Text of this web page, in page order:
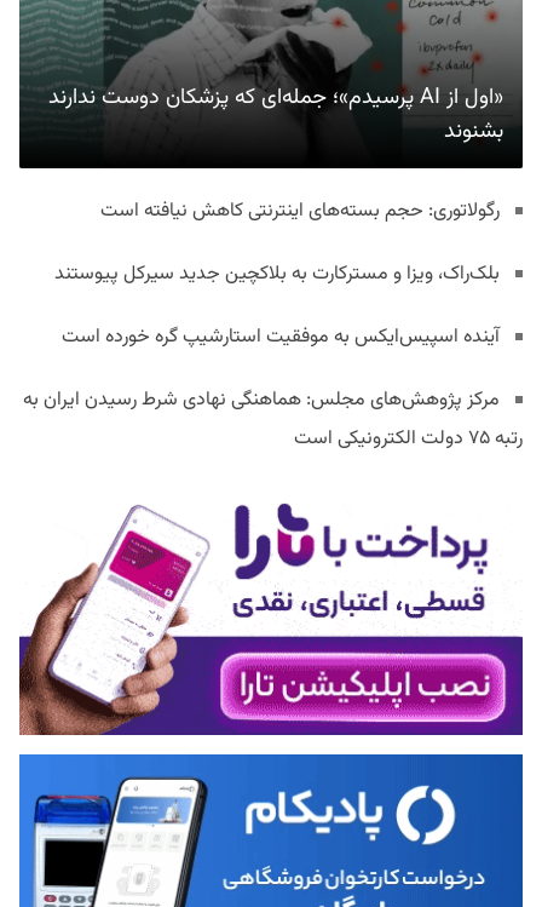
«اول از AI پرسیدم»؛ جمله‌ای که پزشکان دوست ندارند
بشنوند
رگولاتوری: حجم بسته‌های اینترنتی کاهش نیافته است
بلک‌راک، ویزا و مسترکارت به بلاکچین جدید سیرکل پیوستند
آینده اسپیس‌ایکس به موفقیت استارشیپ گره خورده است
مرکز پژوهش‌های مجلس: هماهنگی نهادی شرط رسیدن ایران به
رتبه ۷۵ دولت الکترونیکی است